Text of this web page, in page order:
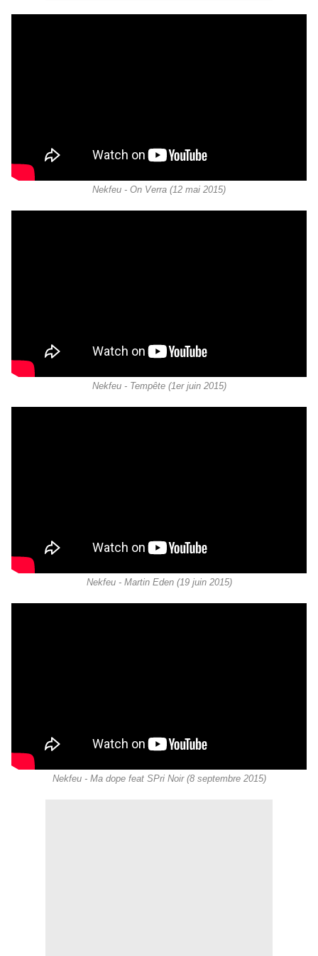
Nekfeu - On Verra (12 mai 2015)
Nekfeu - Tempête (1er juin 2015)
Nekfeu - Martin Eden (19 juin 2015)
Nekfeu - Ma dope feat SPri Noir (8 septembre 2015)